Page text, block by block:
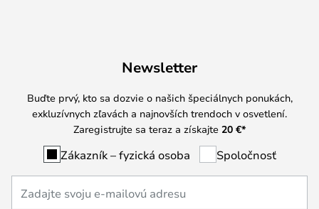
Newsletter
Buďte prvý, kto sa dozvie o našich špeciálnych ponukách,
exkluzívnych zľavách a najnovších trendoch v osvetlení.
Zaregistrujte sa teraz a získajte 20 €*
Zákazník – fyzická osoba Spoločnosť